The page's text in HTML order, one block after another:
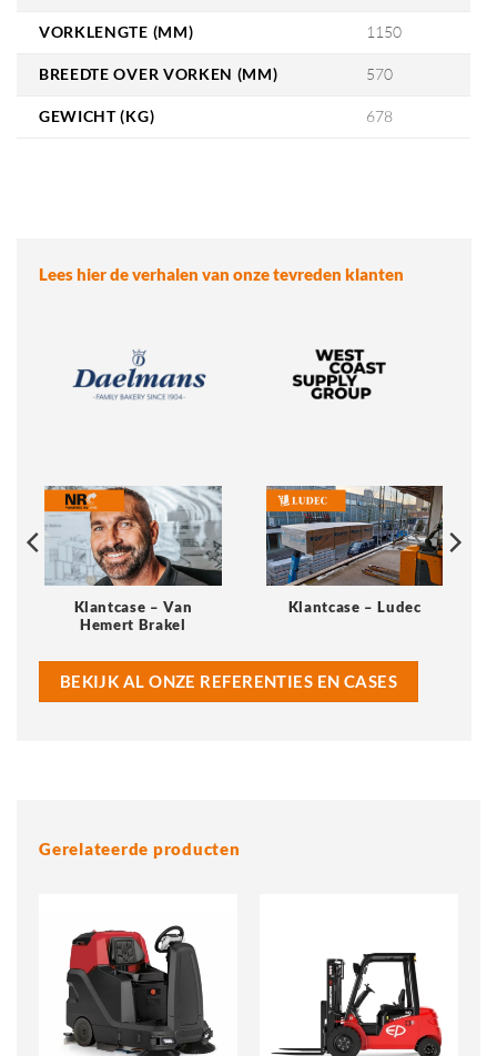
VORKLENGTE (MM) 1150
BREEDTE OVER VORKEN (MM) 570
GEWICHT (KG) 678
Lees hier de verhalen van onze tevreden klanten
Klantcase – Van
Hemert Brakel
Klantcase – Ludec
BEKIJK AL ONZE REFERENTIES EN CASES
Gerelateerde producten